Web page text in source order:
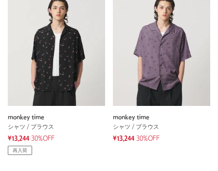
monkey time
シャツ / ブラウス
¥13,244 30%OFF
再入荷
monkey time
シャツ / ブラウス
¥13,244 30%OFF